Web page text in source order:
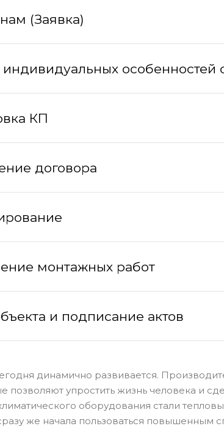
(Заявка)
особенностей
КП
договора
монтажных работ
и подписание актов
динамично развивается.
позволяют упростить жизнь человека и
оборудования стали
же начала пользоваться повышенным